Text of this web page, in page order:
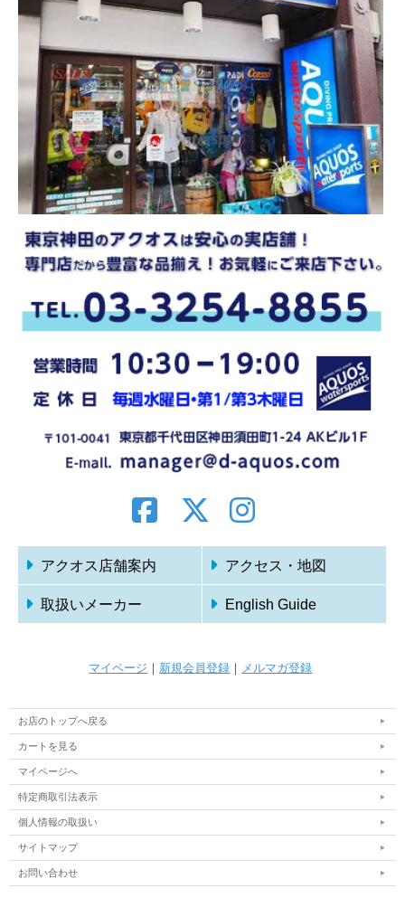
アクオス店舗案内 アクセス・地図
取扱いメーカー English Guide
マイページ ｜ 新規会員登録 ｜ メルマガ登録
お店のトップへ戻る
カートを見る
マイページへ
特定商取引法表示
個人情報の取扱い
サイトマップ
お問い合わせ